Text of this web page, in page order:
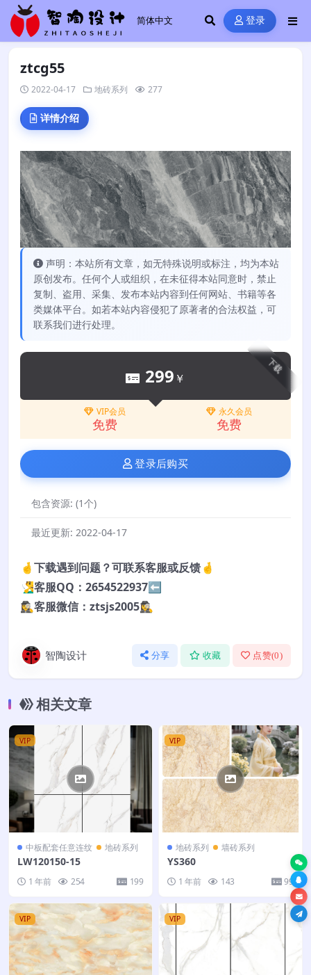
登录
ztcg55
2022-04-17 地砖系列 277
详情介绍
声明：本站所有文章，如无特殊说明或标注，均为本站
原创发布。任何个人或组织，在未征得本站同意时，禁止
复制、盗用、采集、发布本站内容到任何网站、书籍等各
类媒体平台。如若本站内容侵犯了原著者的合法权益，可
联系我们进行处理。
下载
299 ￥
VIP会员
免费
永久会员
免费
登录后购买
包含资源: (1个)
最近更新: 2022-04-17
🤞下载遇到问题？可联系客服或反馈🤞
🧏‍♂️客服QQ：2654522937⬅️
🕵️‍♀️客服微信：ztsjs2005🕵️‍♀️
智陶设计 分享 收藏 点赞(0)
相关文章
VIP
中板配套任意连纹 地砖系列
LW120150-15
1 年前 254 199
VIP
地砖系列 墙砖系列
YS360
1 年前 143 99
VIP VIP